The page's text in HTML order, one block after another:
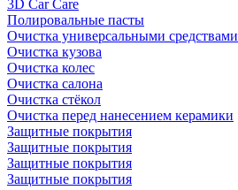
3D Car Care
Полировальные пасты
Очистка универсальными средствами
Очистка кузова
Очистка колес
Очистка салона
Очистка стёкол
Очистка перед нанесением керамики
Защитные покрытия
Защитные покрытия
Защитные покрытия
Защитные покрытия